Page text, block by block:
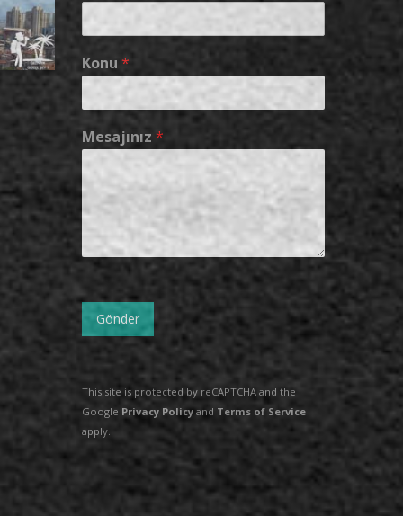
Konu *
Mesajınız *
Gönder
This site is protected by reCAPTCHA and the
Google Privacy Policy and Terms of Service
apply.